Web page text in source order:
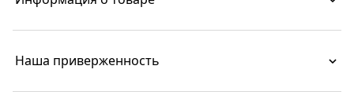
soothing Black Rose Oil, the buildable formula offers
Наша приверженность